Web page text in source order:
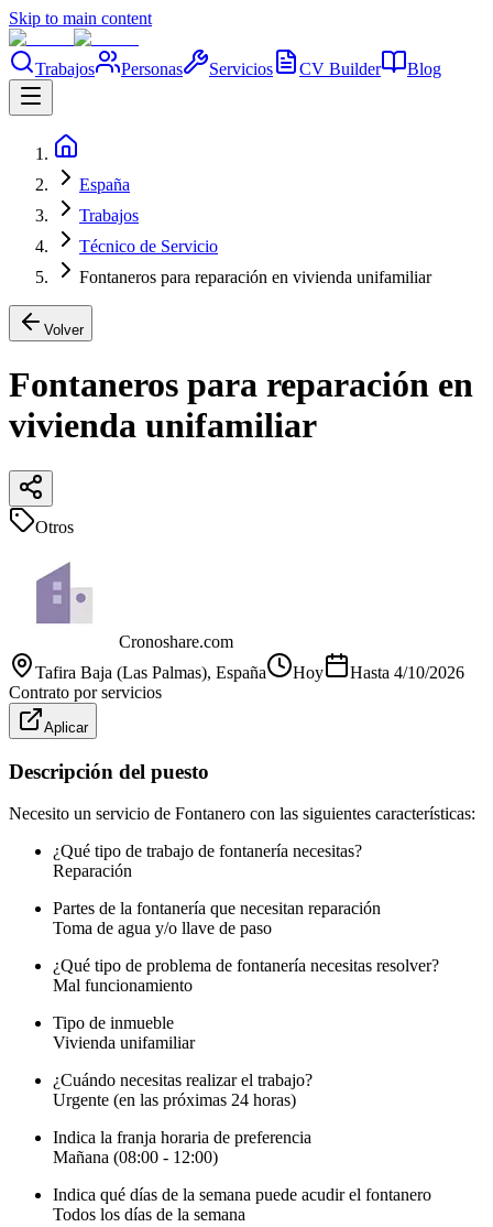
Skip to main content
Trabajos Personas Servicios CV Builder Blog
España
Trabajos
Técnico de Servicio
Fontaneros para reparación en vivienda unifamiliar
Volver
Fontaneros para reparación en
vivienda unifamiliar
Otros
Cronoshare.com
Tafira Baja (Las Palmas), España Hoy Hasta 4/10/2026
Contrato por servicios
Aplicar
Descripción del puesto
Necesito un servicio de Fontanero con las siguientes características:
¿Qué tipo de trabajo de fontanería necesitas?
Reparación
Partes de la fontanería que necesitan reparación
Toma de agua y/o llave de paso
¿Qué tipo de problema de fontanería necesitas resolver?
Mal funcionamiento
Tipo de inmueble
Vivienda unifamiliar
¿Cuándo necesitas realizar el trabajo?
Urgente (en las próximas 24 horas)
Indica la franja horaria de preferencia
Mañana (08:00 - 12:00)
Indica qué días de la semana puede acudir el fontanero
Todos los días de la semana